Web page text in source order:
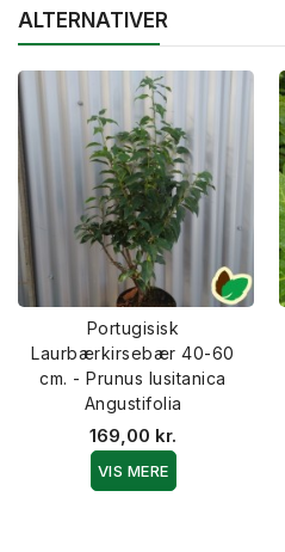
ALTERNATIVER
Portugisisk
Laurbærkirsebær 40-60
cm. - Prunus lusitanica
Angustifolia
169,00 kr.
VIS MERE